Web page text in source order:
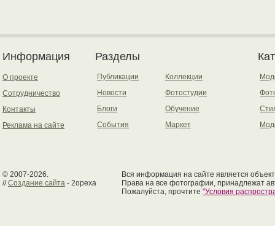
Информация
О проекте
Сотрудничество
Контакты
Реклама на сайте
Разделы
Публикации
Новости
Блоги
События
Коллекции
Фотостудии
Обучение
Маркет
© 2007-2026.
//Создание сайта - 2opexa
Вся информация на сайте является
Права на все фотографии, принадлежат
Пожалуйста, прочтите "Условия